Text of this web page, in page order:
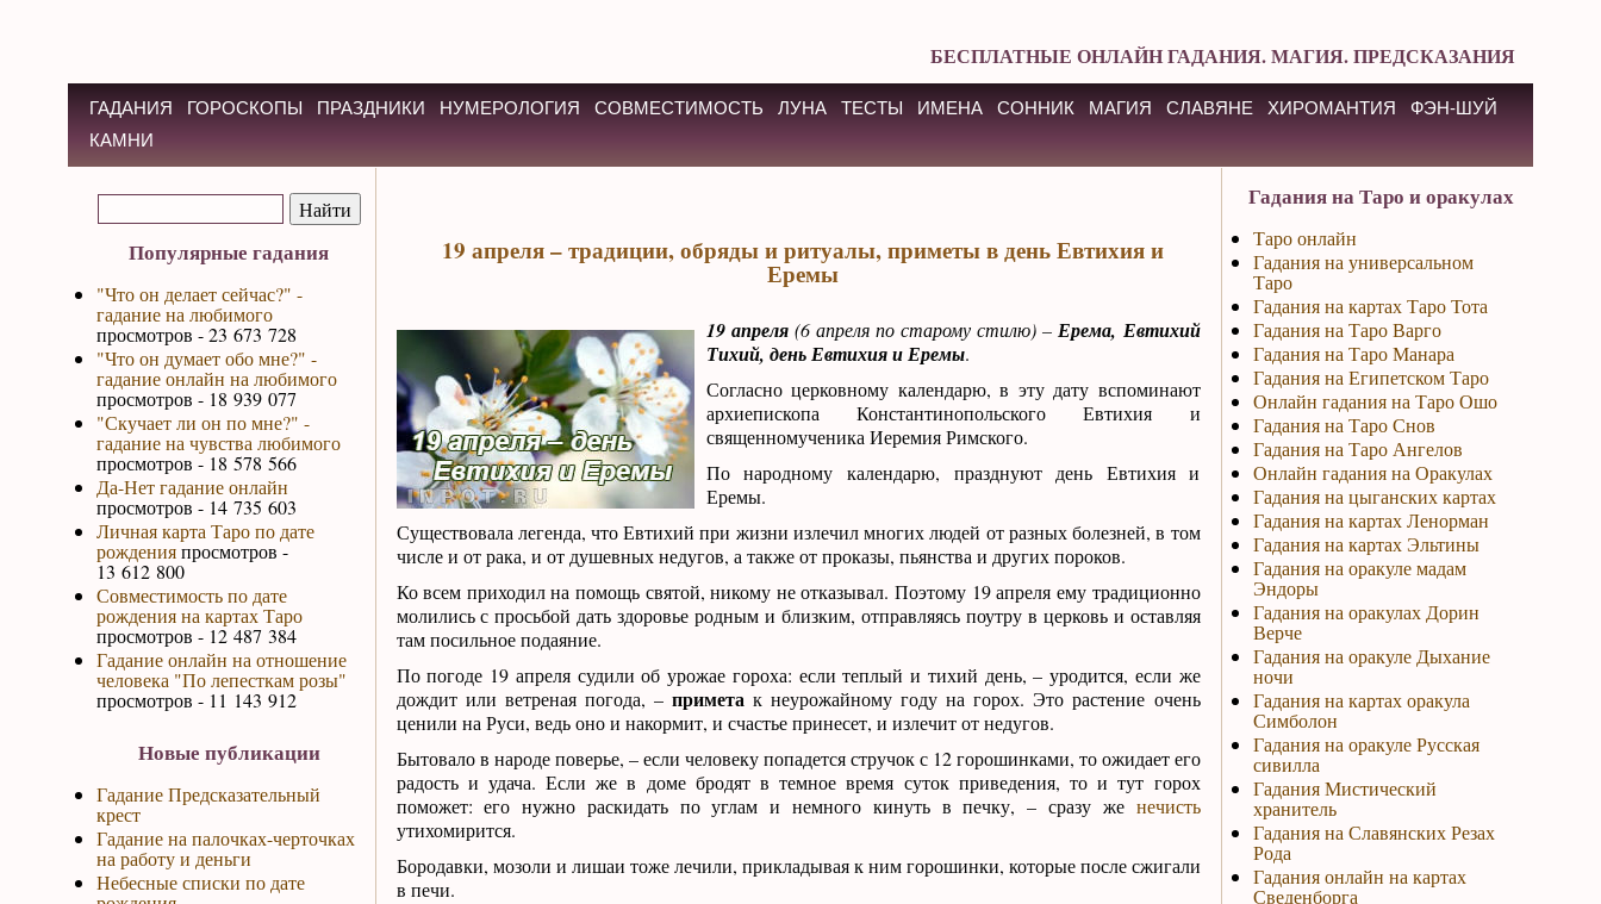
БЕСПЛАТНЫЕ ОНЛАЙН ГАДАНИЯ. МАГИЯ. ПРЕДСКАЗАНИЯ
ГАДАНИЯ ГОРОСКОПЫ ПРАЗДНИКИ НУМЕРОЛОГИЯ СОВМЕСТИМОСТЬ ЛУНА ТЕСТЫ ИМЕНА СОННИК МАГИЯ СЛАВЯНЕ ХИРОМАНТИЯ
ФЭН-ШУЙ
КАМНИ
Популярные гадания
"Что он делает сейчас?" -
гадание на любимого
просмотров - 23 673 728
"Что он думает обо мне?" -
гадание онлайн на любимого
просмотров - 18 939 077
"Скучает ли он по мне?" -
гадание на чувства любимого
просмотров - 18 578 566
Да-Нет гадание онлайн
просмотров - 14 735 603
Личная карта Таро по дате
рожденияпросмотров -
13 612 800
Совместимость по дате
рождения на картах Таро
просмотров - 12 487 384
Гадание онлайн на отношение
человека "По лепесткам розы"
просмотров - 11 143 912
Новые публикации
Гадание Предсказательный
крест
Гадание на палочках-черточках
на работу и деньги
Небесные списки по дате
19 апреля – традиции, обряды и ритуалы, приметы в день Евтихия и
Еремы
19 апреля(6 апреля по старому стилю) – Ерема, Евтихий
Тихий, день Евтихия и Еремы.
Согласно церковному календарю, в эту дату вспоминают
архиепископа Константинопольского Евтихия и
священномученика Иеремия Римского.
По народному календарю, празднуют день Евтихия и
Еремы.
Существовала легенда, что Евтихий при жизни излечил многих людей от разных болезней, в том
числе и от рака, и от душевных недугов, а также от проказы, пьянства и других пороков.
Ко всем приходил на помощь святой, никому не отказывал. Поэтому 19 апреля ему традиционно
молились с просьбой дать здоровье родным и близким, отправляясь поутру в церковь и оставляя
там посильное подаяние.
По погоде 19 апреля судили об урожае гороха: если теплый и тихий день, – уродится, если же
дождит или ветреная погода, – примета к неурожайному году на горох. Это растение очень
ценили на Руси, ведь оно и накормит, и счастье принесет, и излечит от недугов.
Бытовало в народе поверье, – если человеку попадется стручок с 12 горошинками, то ожидает его
радость и удача. Если же в доме бродят в темное время суток приведения, то и тут горох
поможет: его нужно раскидать по углам и немного кинуть в печку, – сразу же нечисть
утихомирится.
Бородавки, мозоли и лишаи тоже лечили, прикладывая к ним горошинки, которые после сжигали
в печи.
Гадания на Таро и оракулах
Таро онлайн
Гадания на универсальном
Таро
Гадания на картах Таро Тота
Гадания на Таро Варго
Гадания на Таро Манара
Гадания на Египетском Таро
Онлайн гадания на Таро Ошо
Гадания на Таро Снов
Гадания на Таро Ангелов
Онлайн гадания на Оракулах
Гадания на цыганских картах
Гадания на картах Ленорман
Гадания на картах Эльтины
Гадания на оракуле мадам
Эндоры
Гадания на оракулах Дорин
Верче
Гадания на оракуле Дыхание
ночи
Гадания на картах оракула
Симболон
Гадания на оракуле Русская
сивилла
Гадания Мистический
хранитель
Гадания на Славянских Резах
Рода
Гадания онлайн на картах
Сведенборга